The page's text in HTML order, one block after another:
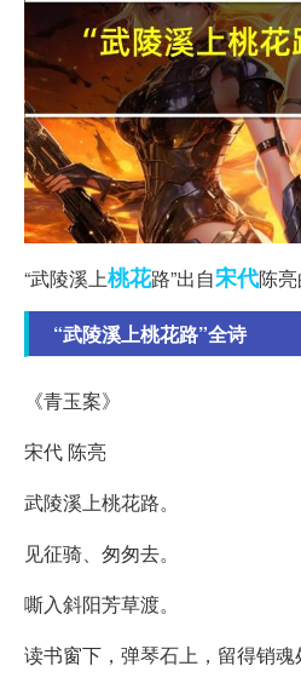
“武陵溪上桃花路”出自宋代陈亮
“武陵溪上桃花路”全诗
《青玉案》
宋代 陈亮
武陵溪上桃花路。
见征骑、匆匆去。
嘶入斜阳芳草渡。
读书窗下，弹琴石上，留得销魂